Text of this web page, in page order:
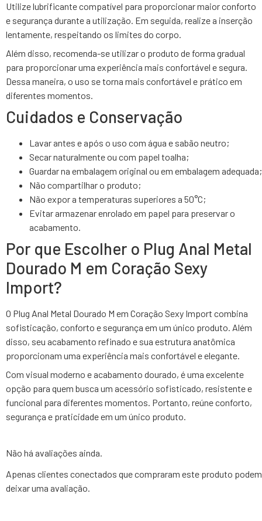
Utilize lubrificante compatível para proporcionar maior conforto
e segurança durante a utilização. Em seguida, realize a inserção
lentamente, respeitando os limites do corpo.
Além disso, recomenda-se utilizar o produto de forma gradual
para proporcionar uma experiência mais confortável e segura.
Dessa maneira, o uso se torna mais confortável e prático em
diferentes momentos.
Cuidados e Conservação
Lavar antes e após o uso com água e sabão neutro;
Secar naturalmente ou com papel toalha;
Guardar na embalagem original ou em embalagem adequada;
Não compartilhar o produto;
Não expor a temperaturas superiores a 50°C;
Evitar armazenar enrolado em papel para preservar o
acabamento.
Por que Escolher o Plug Anal Metal
Dourado M em Coração Sexy
Import?
O Plug Anal Metal Dourado M em Coração Sexy Import combina
sofisticação, conforto e segurança em um único produto. Além
disso, seu acabamento refinado e sua estrutura anatômica
proporcionam uma experiência mais confortável e elegante.
Com visual moderno e acabamento dourado, é uma excelente
opção para quem busca um acessório sofisticado, resistente e
funcional para diferentes momentos. Portanto, reúne conforto,
segurança e praticidade em um único produto.
Não há avaliações ainda.
Apenas clientes conectados que compraram este produto podem
deixar uma avaliação.